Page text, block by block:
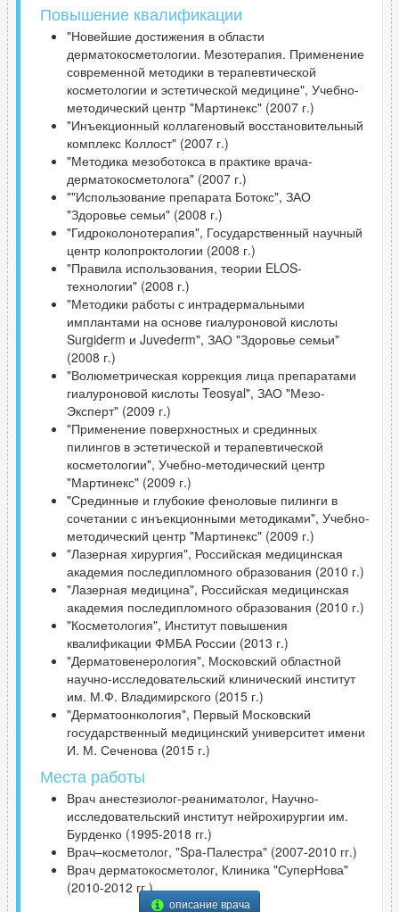
Повышение квалификации
"Новейшие достижения в области
дерматокосметологии. Мезотерапия. Применение
современной методики в терапевтической
косметологии и эстетической медицине", Учебно-
методический центр "Мартинекс" (2007 г.)
"Инъекционный коллагеновый восстановительный
комплекс Коллост" (2007 г.)
"Методика мезоботокса в практике врача-
дерматокосметолога" (2007 г.)
""Использование препарата Ботокс", ЗАО
"Здоровье семьи" (2008 г.)
"Гидроколонотерапия", Государственный научный
центр колопроктологии (2008 г.)
"Правила использования, теории ELOS-
технологии" (2008 г.)
"Методики работы с интрадермальными
имплантами на основе гиалуроновой кислоты
Surgiderm и Juvederm", ЗАО "Здоровье семьи"
(2008 г.)
"Волюметрическая коррекция лица препаратами
гиалуроновой кислоты Teosyal", ЗАО "Мезо-
Эксперт" (2009 г.)
"Применение поверхностных и срединных
пилингов в эстетической и терапевтической
косметологии", Учебно-методический центр
"Мартинекс" (2009 г.)
"Срединные и глубокие феноловые пилинги в
сочетании с инъекционными методиками", Учебно-
методический центр "Мартинекс" (2009 г.)
"Лазерная хирургия", Российская медицинская
академия последипломного образования (2010 г.)
"Лазерная медицина", Российская медицинская
академия последипломного образования (2010 г.)
"Косметология", Институт повышения
квалификации ФМБА России (2013 г.)
"Дерматовенерология", Московский областной
научно-исследовательский клинический институт
им. М.Ф. Владимирского (2015 г.)
"Дерматоонкология", Первый Московский
государственный медицинский университет имени
И. М. Сеченова (2015 г.)
Места работы
Врач анестезиолог-реаниматолог, Научно-
исследовательский институт нейрохирургии им.
Бурденко (1995-2018 гг.)
Врач–косметолог, "Spa-Палестра" (2007-2010 гг.)
Врач дерматокосметолог, Клиника "СуперНова"
(2010-2012 гг.)
описание врача